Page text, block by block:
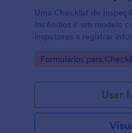
Uma Checklist de
Incêndios é um modelo
inspetores a registrar
em um determinado local.
Go to Category:
Formulários para
Usar